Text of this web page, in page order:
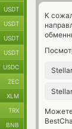
К
USDT
USDT
USDT
USDT
USDC
ZEC
XLM
TRX
BNB